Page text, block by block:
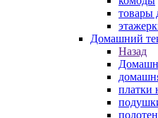
товары
Домашний
Назад
платки